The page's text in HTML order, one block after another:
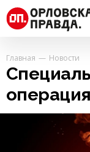
Главная Новости
операция